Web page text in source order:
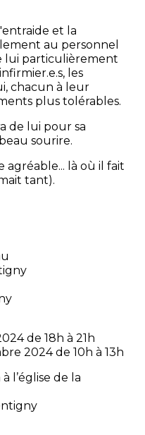
et la
au personnel
lui particulièrement
les
chacun à leur
plus tolérables.
de lui pour sa
sourire.
agréable... là où il fait
tant).
de 18h à 21h
2024 de 10h à 13h
l’église de la